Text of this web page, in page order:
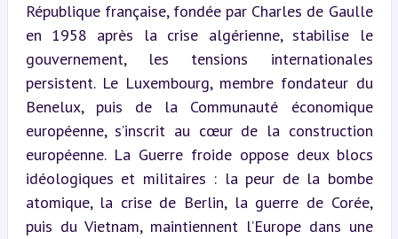
République française, fondée par Charles de Gaulle
en 1958 après la crise algérienne, stabilise le
gouvernement, les tensions internationales
persistent. Le Luxembourg, membre fondateur du
Benelux, puis de la Communauté économique
européenne, s’inscrit au cœur de la construction
européenne. La Guerre froide oppose deux blocs
idéologiques et militaires : la peur de la bombe
atomique, la crise de Berlin, la guerre de Corée,
puis du Vietnam, maintiennent l’Europe dans une